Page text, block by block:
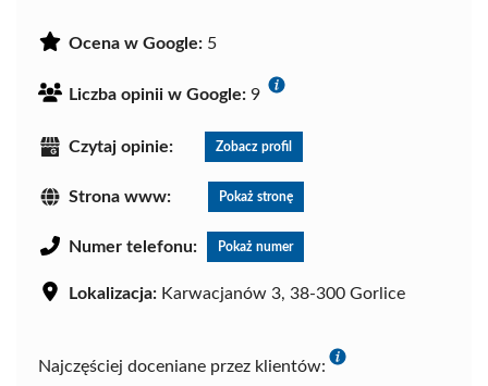
Ocena w Google: 5
Liczba opinii w Google: 9
Czytaj opinie: Zobacz profil
Strona www: Pokaż stronę
Numer telefonu: Pokaż numer
Lokalizacja: Karwacjanów 3, 38-300 Gorlice
Najczęściej doceniane przez klientów: